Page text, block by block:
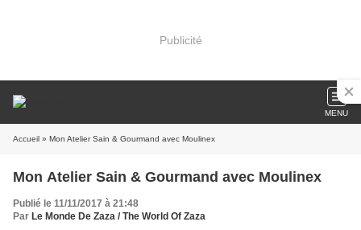
Publicité
MENU
Accueil » Mon Atelier Sain & Gourmand avec Moulinex
Mon Atelier Sain & Gourmand avec Moulinex
Publié le 11/11/2017 à 21:48
Par Le Monde De Zaza / The World Of Zaza